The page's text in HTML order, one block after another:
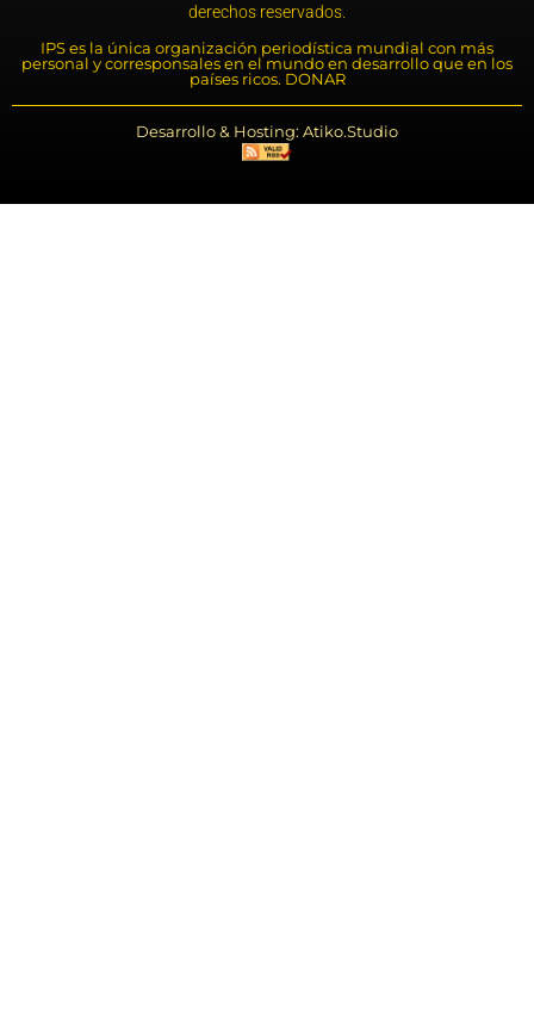
derechos reservados.
IPS es la única organización periodística mundial con más
personal y corresponsales en el mundo en desarrollo que en los
países ricos. DONAR
Desarrollo & Hosting: Atiko.Studio